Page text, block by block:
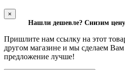
×
Нашли дешевле? Снизим
Пришлите нам ссылку на этот
другом магазине и мы сделаем Вам
предложение лучше!